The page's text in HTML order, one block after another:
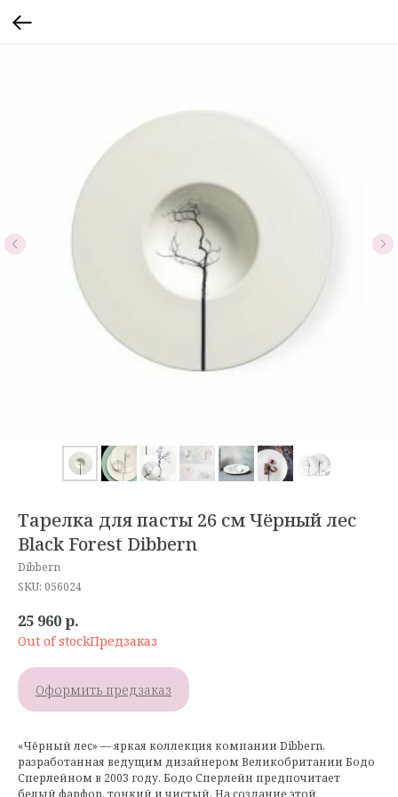
Тарелка для пасты 26 см Чёрный лес
Black Forest Dibbern
Dibbern
SKU: 056024
25 960р.
Out of stock
Оформить предзаказ
«Чёрный лес» — яркая коллекция компании Dibbern,
разработанная ведущим дизайнером Великобритании Бодо
Сперлейном в 2003 году. Бодо Сперлейн предпочитает